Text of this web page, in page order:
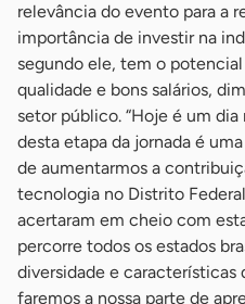
relevância do evento para a
importância de investir na
segundo ele, tem o
qualidade e bons salários,
setor público. “Hoje é um
desta etapa da jornada é
de aumentarmos a
tecnologia no Distrito
acertaram em cheio com
percorre todos os estados
diversidade e características
faremos a nossa parte de